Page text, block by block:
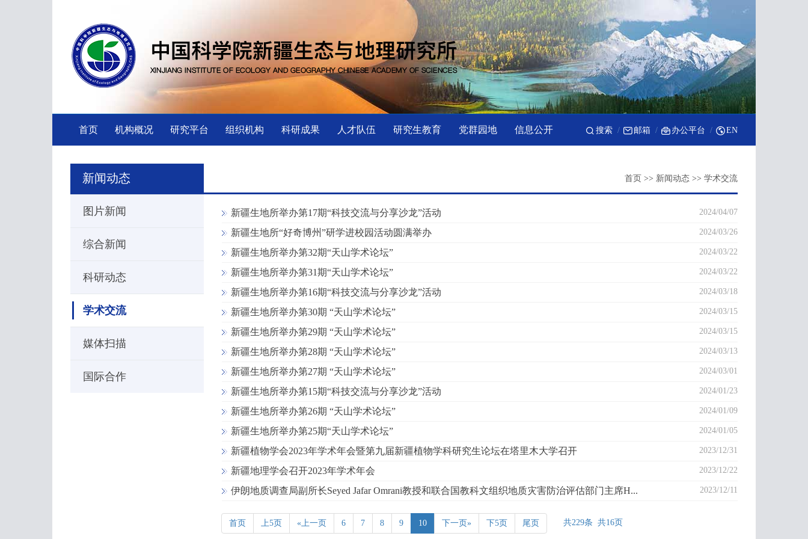
首页 机构概况 研究平台 组织机构 科研成果 人才队伍 研究生教育 党群园地 信息公开 搜索 邮箱 办公平台 EN
新闻动态 首页 >> 新闻动态 >> 学术交流
图片新闻
综合新闻
科研动态
学术交流
媒体扫描
国际合作
新疆生地所举办第17期“科技交流与分享沙龙”活动 2024/04/07
新疆生地所“好奇博州”研学进校园活动圆满举办 2024/03/26
新疆生地所举办第32期“天山学术论坛” 2024/03/22
新疆生地所举办第31期“天山学术论坛” 2024/03/22
新疆生地所举办第16期“科技交流与分享沙龙”活动 2024/03/18
新疆生地所举办第30期 “天山学术论坛” 2024/03/15
新疆生地所举办第29期 “天山学术论坛” 2024/03/15
新疆生地所举办第28期 “天山学术论坛” 2024/03/13
新疆生地所举办第27期 “天山学术论坛” 2024/03/01
新疆生地所举办第15期“科技交流与分享沙龙”活动 2024/01/23
新疆生地所举办第26期 “天山学术论坛” 2024/01/09
新疆生地所举办第25期“天山学术论坛” 2024/01/05
新疆植物学会2023年学术年会暨第九届新疆植物学科研究生论坛在塔里木大学召开 2023/12/31
新疆地理学会召开2023年学术年会 2023/12/22
伊朗地质调查局副所长Seyed Jafar Omrani教授和联合国教科文组织地质灾害防治评估部门主席H... 2023/12/11
首页 上5页 «上一页 6 7 8 9 10 下一页» 下5页 尾页 共229条 共16页